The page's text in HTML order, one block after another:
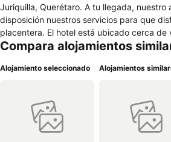
Juriquilla, Querétaro. A tu llegada, nuestro
disposición nuestros servicios para que
placentera. El hotel está ubicado cerca de
de interés de la ciudad. Durante tu visita,
gratis y mucho más. Para más espacio y
gimnasio un área ideal para despejar la
ejercicios. Si viajas por negocios, nuestro
juntas para reunirte y trabajar. También
Compara alojamientos
Alojamiento seleccionado Alojamientos